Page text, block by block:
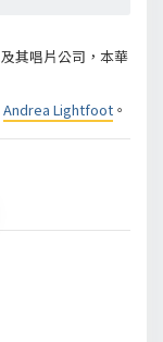
及其唱片公司，本華
Andrea Lightfoot 。